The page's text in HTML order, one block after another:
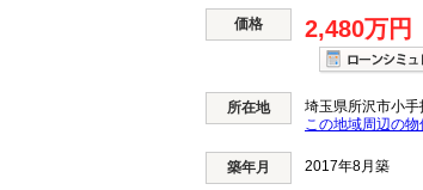
当社お預かり物件 グル
今月の住宅ローン金利
相続 住み替え 離
西東京市 東久留米市
小手指営業所 所沢営業所
おうちLABO おう
価格 2,480万円
所在地 埼玉県所沢市小手
この地域周辺の物
築年月 2017年8月築